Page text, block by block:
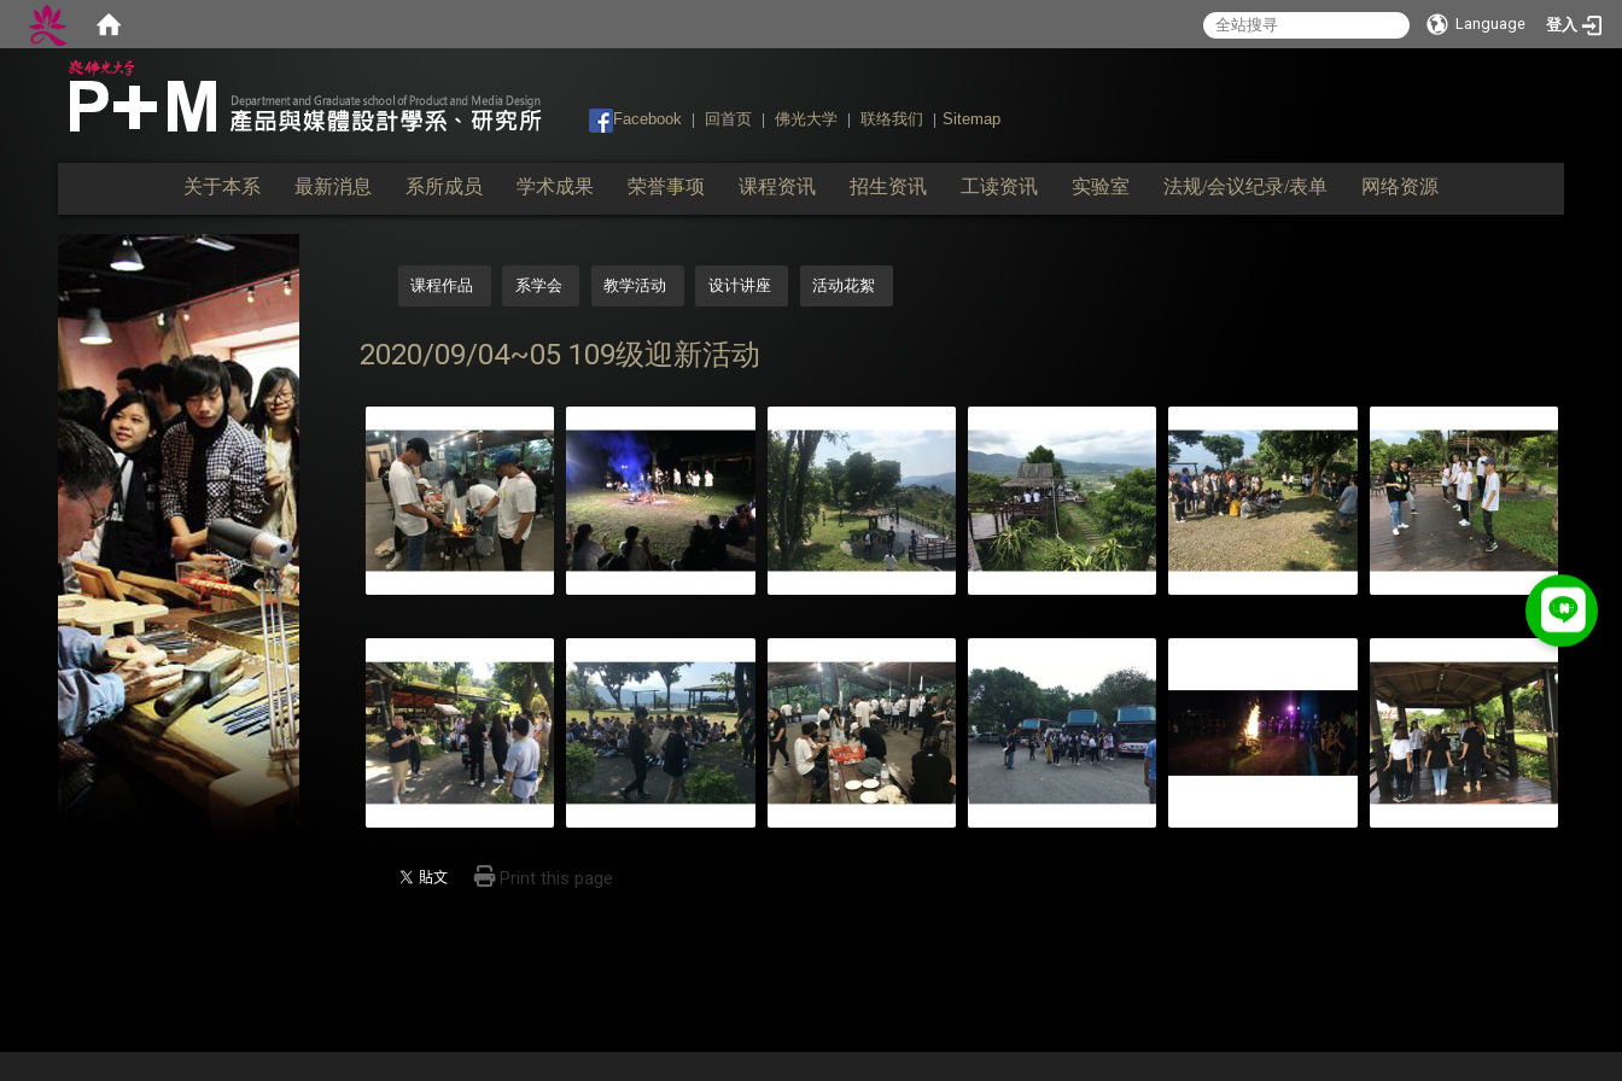
Language 登入
Facebook 回首页 佛光大学 联络我们 Sitemap
关于本系 最新消息 系所成员 学术成果 荣誉事项 课程资讯 招生资讯 工读资讯 实验室 法规/会议纪录/表单 网络资源
课程作品 系学会 教学活动 设计讲座 活动花絮
2020/09/04~05 109级迎新活动
Print this page